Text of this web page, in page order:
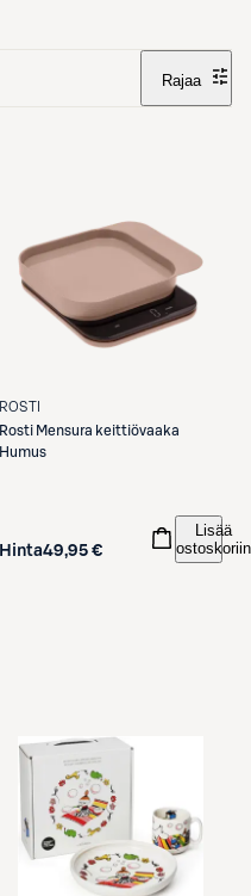
Rajaa
ROSTI
Rosti Mensura keittiövaaka
Humus
Hinta49,95 €
Lisää
ostoskoriin